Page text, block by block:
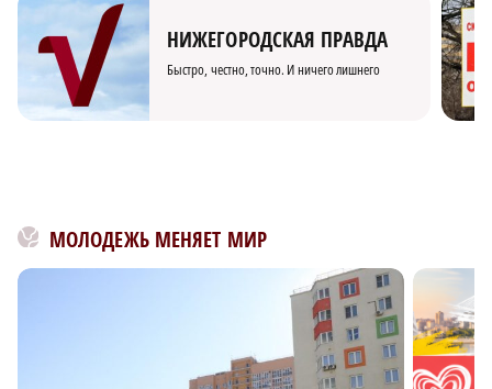
НИЖЕГОРОДСКАЯ ПРАВДА
Быстро, честно, точно. И ничего лишнего
МОЛОДЕЖЬ МЕНЯЕТ МИР